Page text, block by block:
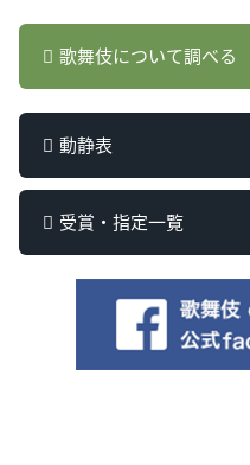
歌舞伎について調べる
動静表
受賞・指定一覧